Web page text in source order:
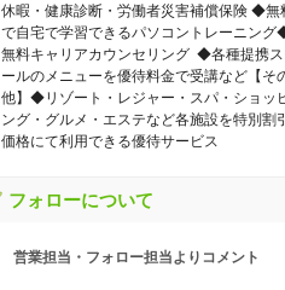
休暇・健康診断・労働者災害補償保険 ◆無
で自宅で学習できるパソコントレーニング
無料キャリアカウンセリング ◆各種提携ス
ールのメニューを優待料金で受講など【そ
他】◆リゾート・レジャー・スパ・ショッ
ング・グルメ・エステなど各施設を特別割
価格にて利用できる優待サービス
フォローについて
営業担当・フォロー担当よりコメント